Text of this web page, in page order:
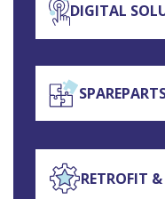
DIGITAL
RETROFIT